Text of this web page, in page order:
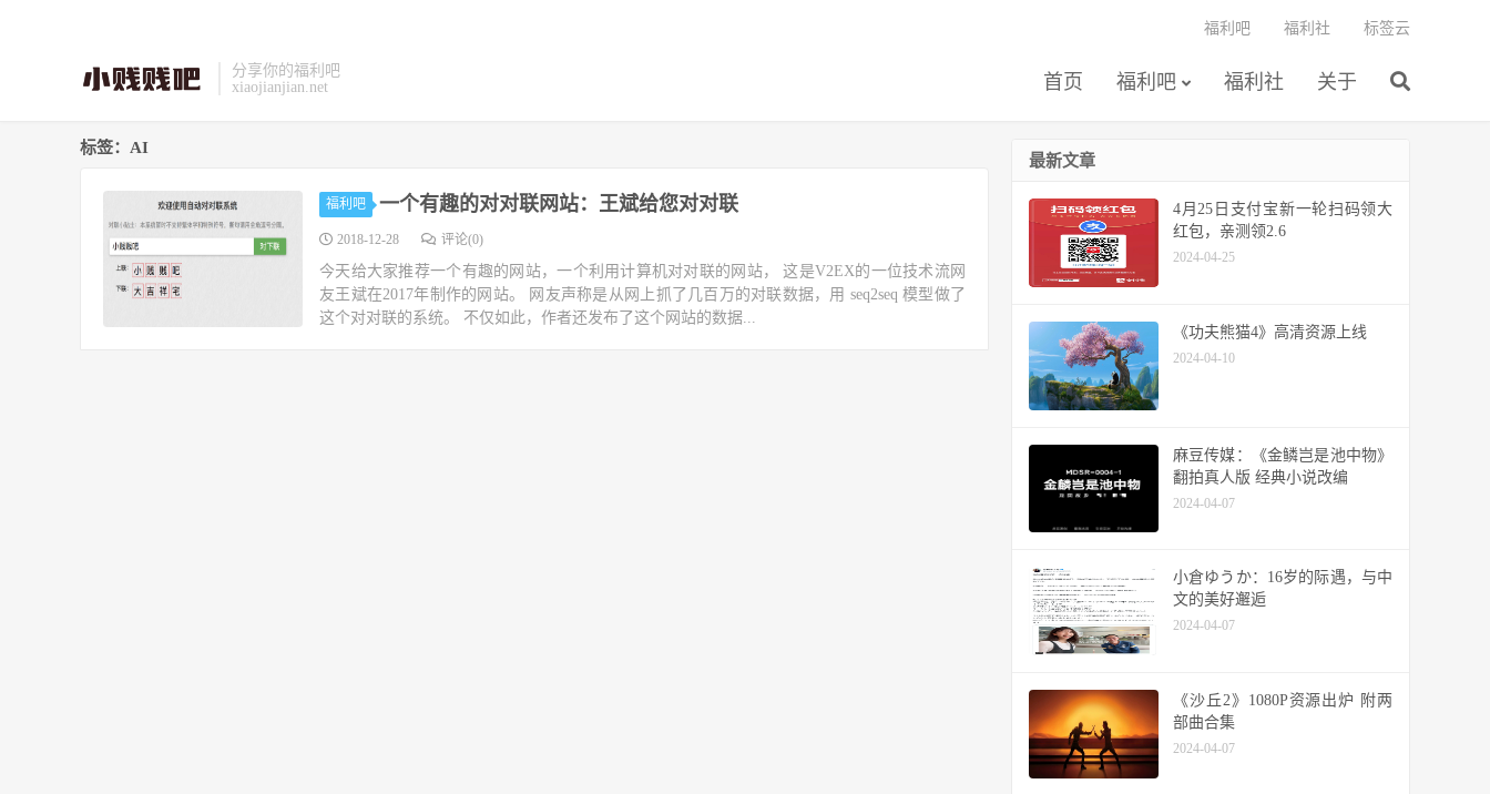
分享你的福利吧
xiaojianjian.net
首页 福利吧 福利社 关于
福利吧 福利社 标签云
标签：AI
福利吧 一个有趣的对对联网站：王斌给您对对联
2018-12-28 评论(0)
今天给大家推荐一个有趣的网站，一个利用计算机对对联的网站， 这是V2EX的一位技术流网
友王斌在2017年制作的网站。 网友声称是从网上抓了几百万的对联数据，用 seq2seq 模型做了
这个对对联的系统。 不仅如此，作者还发布了这个网站的数据...
最新文章
4月25日支付宝新一轮扫码领大
红包，亲测领2.6
2024-04-25
《功夫熊猫4》高清资源上线
2024-04-10
麻豆传媒：《金鳞岂是池中物》
翻拍真人版 经典小说改编
2024-04-07
小倉ゆうか：16岁的际遇，与中
文的美好邂逅
2024-04-07
《沙丘2》1080P资源出炉 附两
部曲合集
2024-04-07